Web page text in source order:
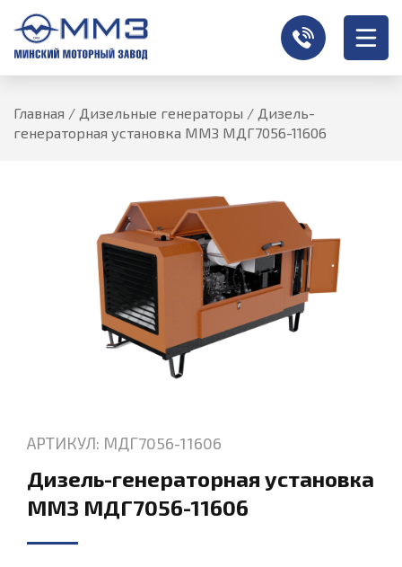
Главная / Дизельные генераторы / Дизель-
генераторная установка ММЗ МДГ7056-11606
АРТИКУЛ: МДГ7056-11606
Дизель-генераторная установка
ММЗ МДГ7056-11606